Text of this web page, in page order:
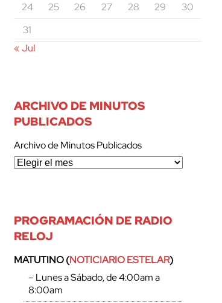
24
25 26 27 28 29
30
31
« Jul
ARCHIVO DE MINUTOS
PUBLICADOS
Archivo de Minutos Publicados
PROGRAMACIÓN DE RADIO
RELOJ
MATUTINO (NOTICIARIO ESTELAR)
– Lunes a Sábado, de 4:00am a
8:00am